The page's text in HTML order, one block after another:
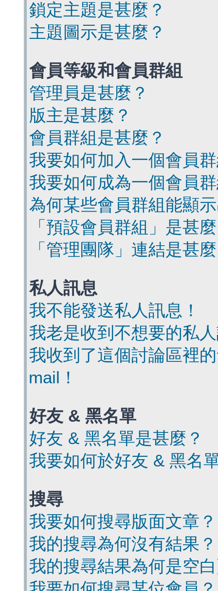
鎖定主題是甚麼？
主題圖示是甚麼？
會員等級和會員群組
管理員是甚麼？
版主是甚麼？
會員群組是甚麼？
我要如何加入一個會員
我要如何成為一個會員
為何某些會員群組能顯
「預設會員群組」是甚
「管理團隊」連結是甚
私人訊息
我不能發送私人訊息！
我老是收到不想要的私
我收到了這個討論區裡
mail！
好友 & 黑名單
好友 & 黑名單是甚麼？
我要如何於好友 & 黑名
搜尋
我要如何搜尋版面文章？
我的搜尋為何沒有結果？
我的搜尋結果為何是空